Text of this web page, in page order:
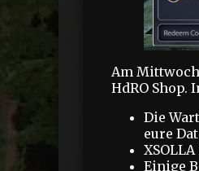
Am
HdRO Shop.
Die
eure
Einige